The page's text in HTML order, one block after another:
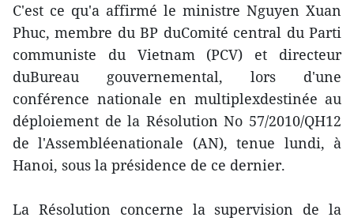
C'est ce qu'a affirmé le ministre Nguyen Xuan
Phuc, membre du BP duComité central du Parti
communiste du Vietnam (PCV) et directeur
duBureau gouvernemental, lors d'une
conférence nationale en multiplexdestinée au
déploiement de la Résolution No 57/2010/QH12
de l'Assembléenationale (AN), tenue lundi, à
Hanoi, sous la présidence de ce dernier.
La Résolution concerne la supervision de la